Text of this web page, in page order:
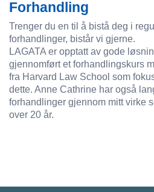
Forhandling
Trenger du en til å bistå deg i
forhandlinger, bistår vi gjerne.
LAGATA er opptatt av gode
gjennomført et forhandlingskurs
fra Harvard Law School som
dette. Anne Cathrine har også
forhandlinger gjennom mitt virke
over 20 år.